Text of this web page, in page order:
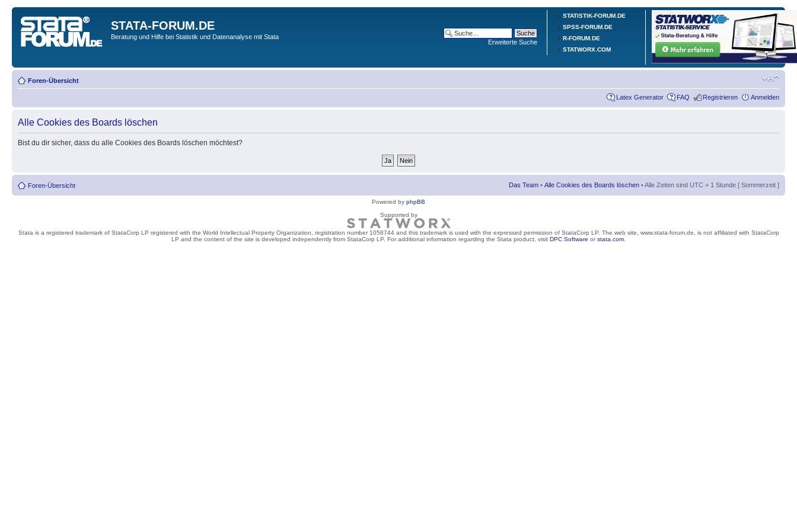
STATISTIK-FORUM.DE
SPSS-FORUM.DE
R-FORUM.DE
STATWORX.COM
STATA-FORUM.DE
Beratung und Hilfe bei Statistik und Datenanalyse mit Stata
Erweiterte Suche
Foren-Übersicht
Latex Generator FAQ Registrieren Anmelden
Alle Cookies des Boards löschen
Bist du dir sicher, dass du alle Cookies des Boards löschen möchtest?
Foren-Übersicht Das Team • Alle Cookies des Boards löschen • Alle Zeiten sind UTC + 1 Stunde [ Sommerzeit ]
Powered by phpBB
Supported by
Stata is a registered trademark of StataCorp LP registered with the World Intellectual Property Organization, registration number 1058744 and this trademark is used with the expressed permission of StataCorp LP. The web site, www.stata-forum.de, is not affiliated with StataCorp
LP and the content of the site is developed independently from StataCorp LP. For additional information regarding the Stata product, visit DPC Software orstata.com